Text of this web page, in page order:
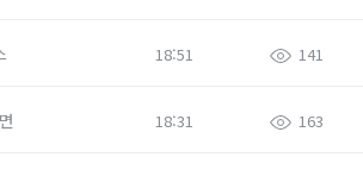
18:51 141
18:31 163